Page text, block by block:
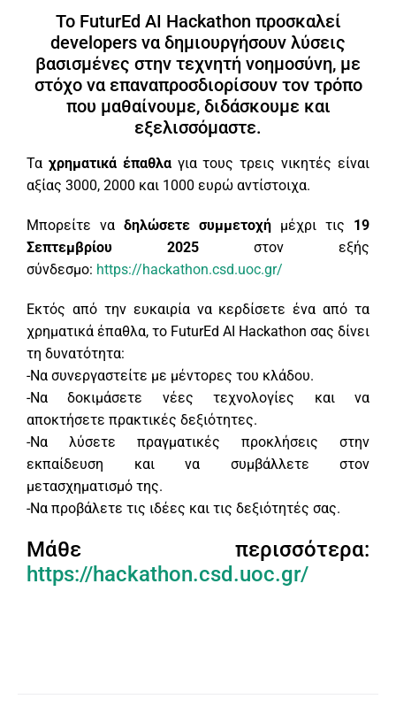
Το FuturEd AI Hackathon προσκαλεί
developers να δημιουργήσουν λύσεις
βασισμένες στην τεχνητή νοημοσύνη, με
στόχο να επαναπροσδιορίσουν τον τρόπο
που μαθαίνουμε, διδάσκουμε και
εξελισσόμαστε.
Τα χρηματικά έπαθλαγια τους τρεις νικητές είναι
αξίας 3000, 2000 και 1000 ευρώ αντίστοιχα.
Μπορείτε να δηλώσετε συμμετοχή μέχρι τις 19
Σεπτεμβρίου 2025 στον εξής
σύνδεσμο: https://hackathon.csd.uoc.gr/
Εκτός από την ευκαιρία να κερδίσετε ένα από τα
χρηματικά έπαθλα, το FuturEd AI Hackathon σας δίνει
τη δυνατότητα:
-Nα συνεργαστείτε με μέντορες του κλάδου.
-Nα δοκιμάσετε νέες τεχνολογίες και να
αποκτήσετε πρακτικές δεξιότητες.
-Nα λύσετε πραγματικές προκλήσεις στην
εκπαίδευση και να συμβάλλετε στον
μετασχηματισμό της.
-Nα προβάλετε τις ιδέες και τις δεξιότητές σας.
Μάθε περισσότερα:
https://hackathon.csd.uoc.gr/